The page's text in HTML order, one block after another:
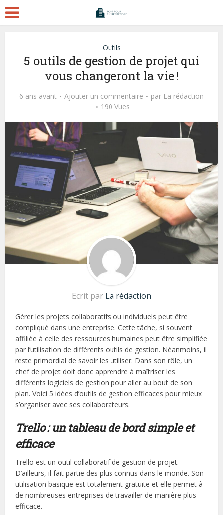
Outils
5 outils de gestion de projet qui
vous changeront la vie !
6 ans avant Ajouter un commentaire par La rédaction
190 Vues
Ecrit par La rédaction
Gérer les projets collaboratifs ou individuels peut être
compliqué dans une entreprise. Cette tâche, si souvent
affiliée à celle des ressources humaines peut être simplifiée
par l’utilisation de différents outils de gestion. Néanmoins, il
reste primordial de savoir les utiliser. Dans son rôle, un
chef de projet doit donc apprendre à maîtriser les
différents logiciels de gestion pour aller au bout de son
plan. Voici 5 idées d’outils de gestion efficaces pour mieux
s’organiser avec ses collaborateurs.
Trello : un tableau de bord simple et
efficace
Trello est un outil collaboratif de gestion de projet.
D’ailleurs, il fait partie des plus connus dans le monde. Son
utilisation basique est totalement gratuite et elle permet à
de nombreuses entreprises de travailler de manière plus
efficace.